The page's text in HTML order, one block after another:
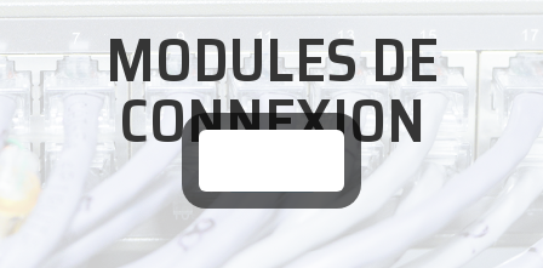
MODULES DE
CONNEXION